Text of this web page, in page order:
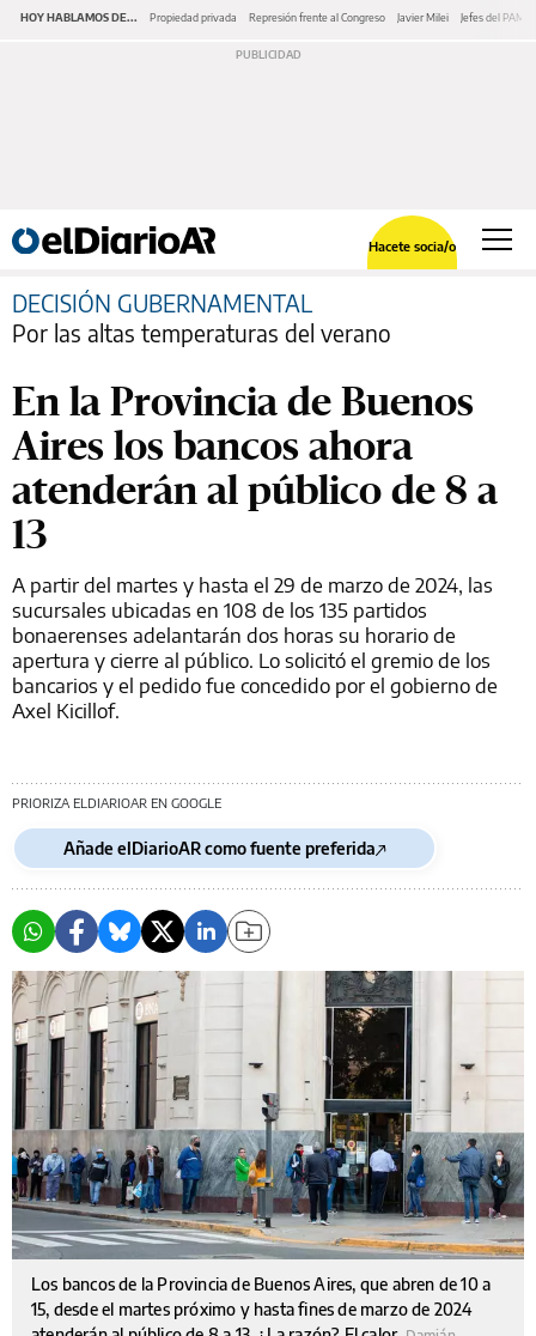
HOY HABLAMOS DE... Propiedad privada Represión frente al Congreso Javier Milei Jefes del PAMI
Hacete socia/o
DECISIÓN GUBERNAMENTAL
Por las altas temperaturas del verano
En la Provincia de Buenos
Aires los bancos ahora
atenderán al público de 8 a
13
A partir del martes y hasta el 29 de marzo de 2024, las
sucursales ubicadas en 108 de los 135 partidos
bonaerenses adelantarán dos horas su horario de
apertura y cierre al público. Lo solicitó el gremio de los
bancarios y el pedido fue concedido por el gobierno de
Axel Kicillof.
PRIORIZA ELDIARIOAR EN GOOGLE
Añade elDiarioAR como fuente preferida
Los bancos de la Provincia de Buenos Aires, que abren de 10 a
15, desde el martes próximo y hasta fines de marzo de 2024